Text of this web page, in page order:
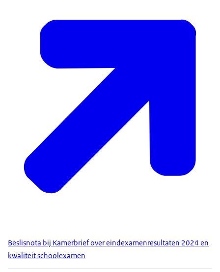
Beslisnota bij Kamerbrief over eindexamenresultaten 2024 en
kwaliteit schoolexamen